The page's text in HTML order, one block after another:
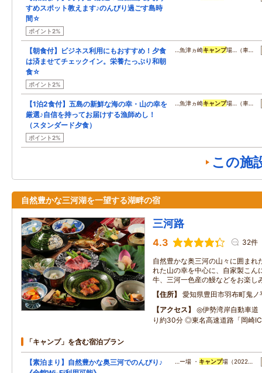
すめスポット教えます♪のんびり過ごす島時
間☆
ポイント2%
【朝食付】ビジネス利用にもおすすめ！夕食
は済ませてチェックイン。栄養たっぷり和朝
食☆
ポイント2%
…魚津ヵ崎キャンプ場…（車…
【1泊2食付】五島の新鮮な海の幸・山の幸を
厳選♪自信を持ってお届けする漁師めし！
（スタンダード夕食）
ポイント2%
…魚津ヵ崎キャンプ場…（車…
この施
自然豊かな三河湖を一望する湖畔の宿
三河路
4.3 32件
自然豊かな奥三河の山々に囲まれ
れた山の幸を中心に、自家製こん
牛、三河一色産の鰻などをお楽し
住所
愛知県豊田市羽布町鬼ノ
アクセス
◎伊勢湾岸自動車道
り約30分 ◎東名高速道路「岡崎
「キャンプ」を含む宿泊プラン
【素泊まり】自然豊かな奥三河でのんびり♪
…ー場 ・ キャンプ場（2022…